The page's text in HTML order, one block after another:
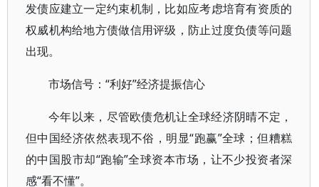
发债应建立一定约束机制，比如应考虑培育有资质的
权威机构给地方债做信用评级，防止过度负债等问题
出现。
市场信号：“利好”经济提振信心
今年以来，尽管欧债危机让全球经济阴晴不定，
但中国经济依然表现不俗，明显“跑赢”全球；但糟糕
的中国股市却“跑输”全球资本市场，让不少投资者深
感“看不懂”。